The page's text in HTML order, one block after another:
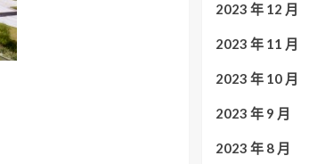
2023 年 12 月
2023 年 11 月
2023 年 10 月
2023 年 9 月
2023 年 8 月